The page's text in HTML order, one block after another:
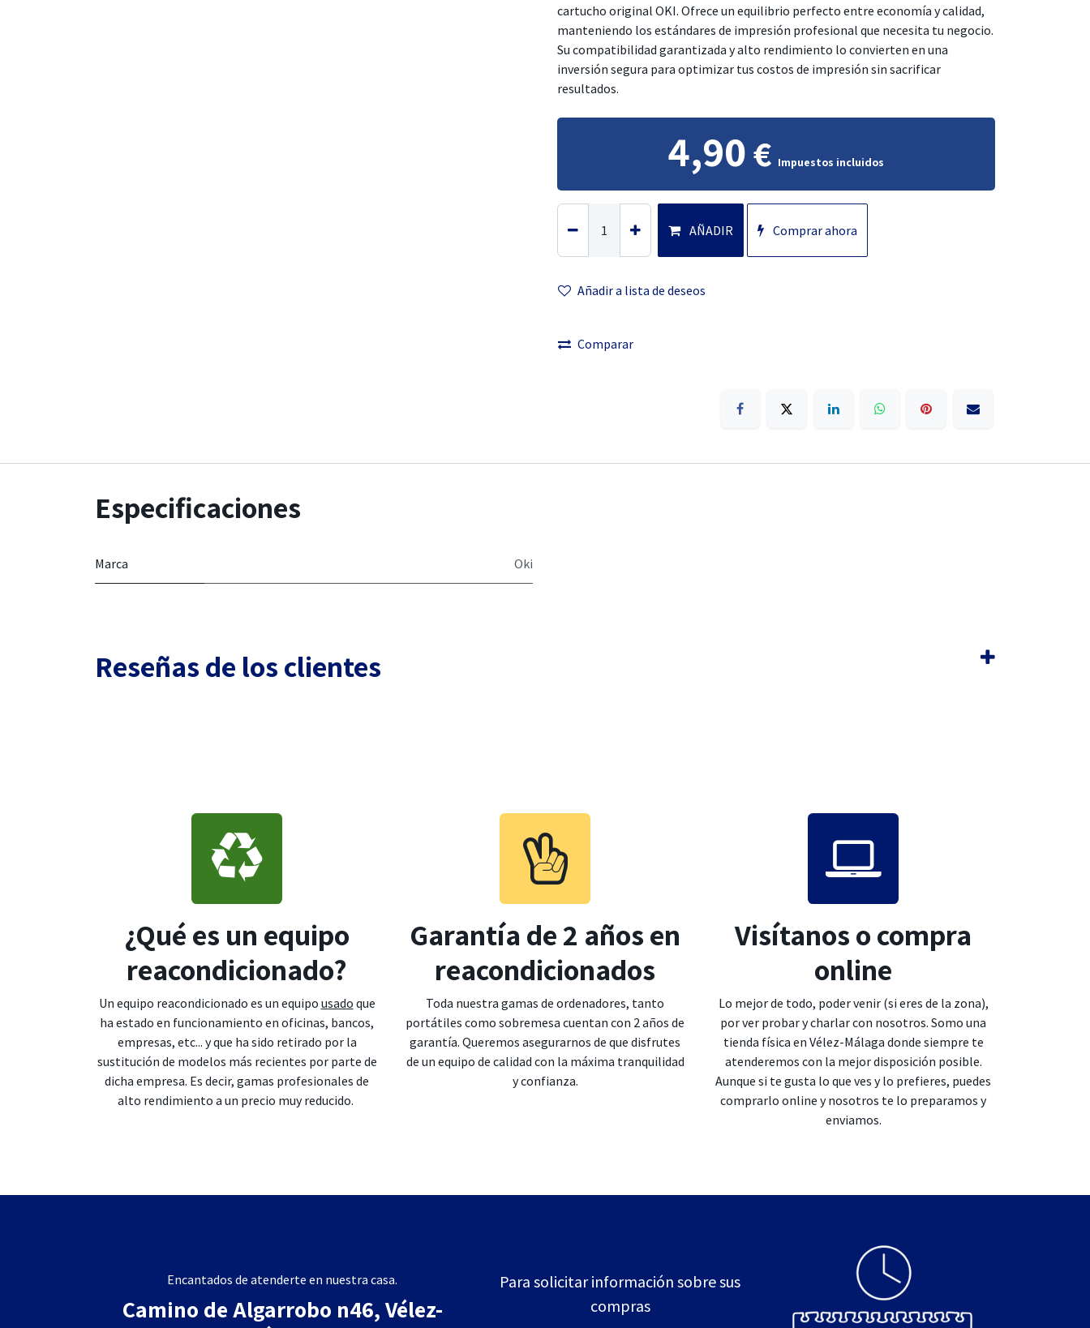
cartucho original OKI. Ofrece un equilibrio perfecto entre economía y calidad,
manteniendo los estándares de impresión profesional que necesita tu negocio.
Su compatibilidad garantizada y alto rendimiento lo convierten en una
inversión segura para optimizar tus costos de impresión sin sacrificar
resultados.
4,90€ Impuestos incluidos
AÑADIR Comprar ahora
Añadir a lista de deseos
Comparar
Especificaciones
Marca Oki
Reseñas de los clientes
¿Qué es un equipo
reacondicionado?
Un equipo reacondicionado es un equipo usado que
ha estado en funcionamiento en oficinas, bancos,
empresas, etc... y que ha sido retirado por la
sustitución de modelos más recientes por parte de
dicha empresa. Es decir, gamas profesionales de
alto rendimiento a un precio muy reducido.
Garantía de 2 años en
reacondicionados
Toda nuestra gamas de ordenadores, tanto
portátiles como sobremesa cuentan con 2 años de
garantía. Queremos asegurarnos de que disfrutes
de un equipo de calidad con la máxima tranquilidad
y confianza.
Visítanos o compra
online
Lo mejor de todo, poder venir (si eres de la zona),
por ver probar y charlar con nosotros. Somo una
tienda física en Vélez-Málaga donde siempre te
atenderemos con la mejor disposición posible.
Aunque si te gusta lo que ves y lo prefieres, puedes
comprarlo online y nosotros te lo preparamos y
enviamos.
Para solicitar información sobre sus
compras
Encantados de atenderte en nuestra casa.
Camino de Algarrobo n46, Vélez-